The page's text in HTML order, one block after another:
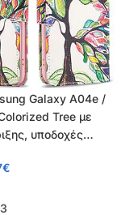
Galaxy A04e /
Tree με
υποδοχές
Wallet από
€